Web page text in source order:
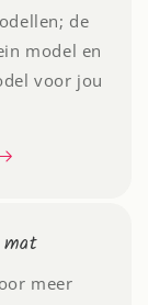
de
model en
voor jou
meer